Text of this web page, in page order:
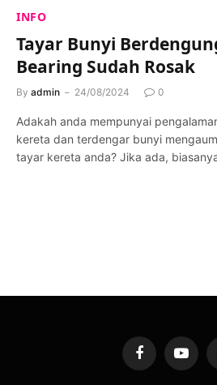
INFO
Tayar Bunyi
Bearing Sudah Rosak
By admin 24/08/2024 0
Adakah anda mempunyai
kereta dan terdengar bunyi
tayar kereta anda? Jika ada,
Facebook